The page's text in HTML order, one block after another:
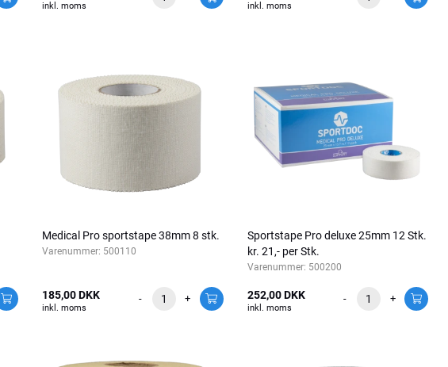
inkl. moms inkl. moms
Medical Pro sportstape 38mm 8 stk.
Varenummer: 500110
185,00 DKK
inkl. moms
- +
Sportstape Pro deluxe 25mm 12 Stk.
kr. 21,- per Stk.
Varenummer: 500200
252,00 DKK
inkl. moms
- +